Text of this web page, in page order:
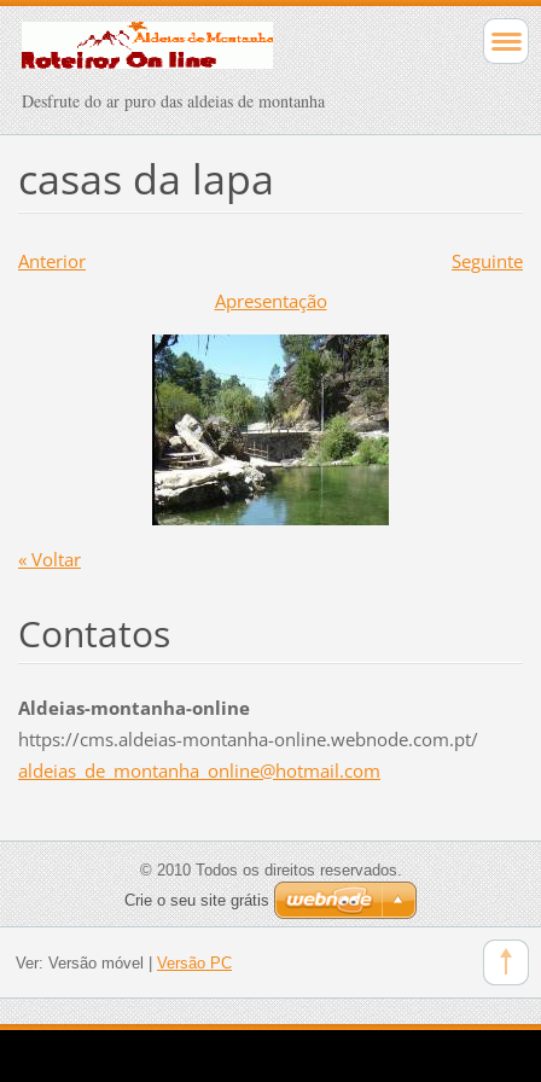
Desfrute do ar puro das aldeias de montanha
casas da lapa
Anterior
Seguinte
Apresentação
« Voltar
Contatos
Aldeias-montanha-online
https://cms.aldeias-montanha-online.webnode.com.pt/
aldeias_ de_montanha_online@hotmail.com
© 2010 Todos os direitos reservados.
Crie o seu site grátis
Ver: Versão móvel Versão PC